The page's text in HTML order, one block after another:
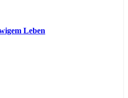
Leben